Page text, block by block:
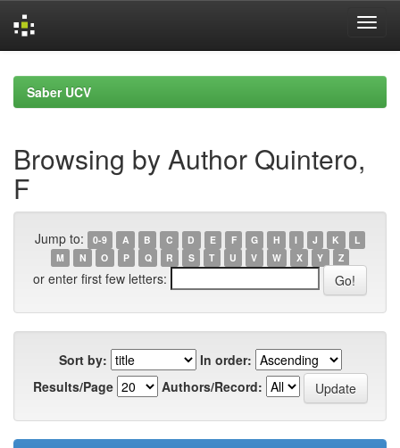
navigationSaber UCV
Browsing by Author Quintero,
F
Jump to: 0-9 A B C D E F G H I J K
L
M
N O P Q R S T U V W X Y Z
or enter first few letters:
Sort by:
In order:
Results/Page
Authors/Record: